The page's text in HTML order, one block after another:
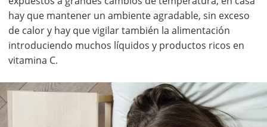
hay que mantener un ambiente agradable, sin exceso
de calor y hay que vigilar también la alimentación
introduciendo muchos líquidos y productos ricos en
vitamina C.